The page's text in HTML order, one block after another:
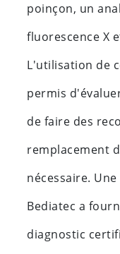
poinçon, un
fluorescence X
L'utilisation de
permis
de faire des
remplacement
nécessaire.
Bediatec a
diagnostic